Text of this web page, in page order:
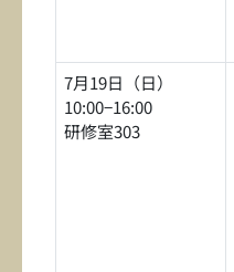
7月19日（日）
10:00−16:00
研修室303